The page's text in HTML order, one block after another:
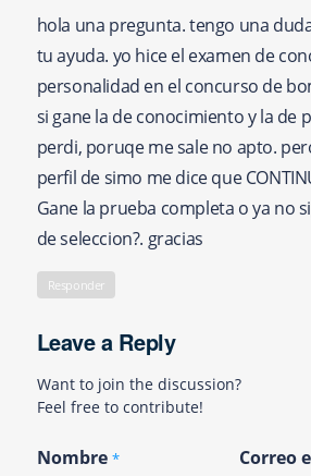
hola una pregunta. tengo una
tu ayuda. yo hice el examen de
personalidad en el concurso de
si gane la de conocimiento y la de
perdi, poruqe me sale no apto.
perfil de simo me dice que
Gane la prueba completa o ya no
de seleccion?. gracias
Responder
Leave a Reply
Want to join the discussion?
Feel free to contribute!
Nombre * Correo